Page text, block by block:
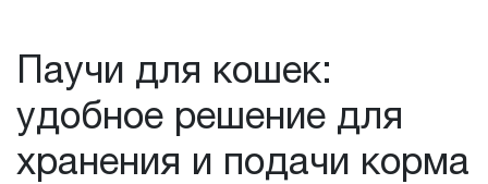
Паучи для кошек:
удобное решение для
хранения и подачи корма